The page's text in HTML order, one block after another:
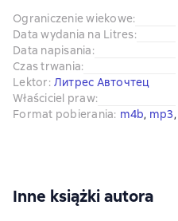
Ograniczenie wiekowe:
Data wydania na Litres:
Data napisania:
Czas trwania:
Lektor: Литрес Авточтец
Właściciel praw:
Format pobierania: m4b, mp3,
Inne książki autora